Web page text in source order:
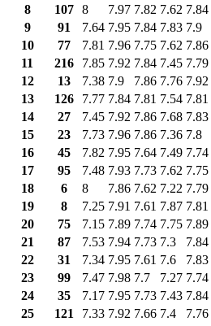
8
107 8 7.97 7.82 7.62 7.84
9
91 7.64 7.95 7.84 7.83 7.9
10
77 7.81 7.96 7.75 7.62 7.86
11
216 7.85 7.92 7.84 7.45 7.79
12
13 7.38 7.9 7.86 7.76 7.92
13
126 7.77 7.84 7.81 7.54 7.81
14
27 7.45 7.92 7.86 7.68 7.83
15
23 7.73 7.96 7.86 7.36 7.8
16
45 7.82 7.95 7.64 7.49 7.74
17
95 7.48 7.93 7.73 7.62 7.75
18
6 8 7.86 7.62 7.22 7.79
19
8 7.25 7.91 7.61 7.87 7.81
20
75 7.15 7.89 7.74 7.75 7.89
21
87 7.53 7.94 7.73 7.3 7.84
22
31 7.34 7.95 7.61 7.6 7.83
23
99 7.47 7.98 7.7 7.27 7.74
24
35 7.17 7.95 7.73 7.43 7.84
25
121 7.33 7.92 7.66 7.4 7.76